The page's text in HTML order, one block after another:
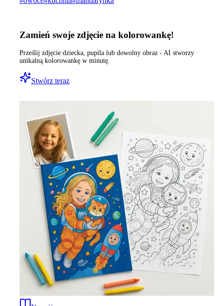
Zamień swoje zdjęcie na kolorowankę!
Prześlij zdjęcie dziecka, pupila lub dowolny obraz - AI stworzy
unikalną kolorowankę w minutę.
Stwórz teraz